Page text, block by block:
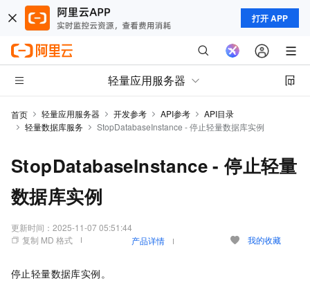
打开 APP
轻量应用服务器
首页 轻量应用服务器 开发参考 API参考
API目录
轻量数据库服务
StopDatabaseInstance - 停止轻量数据库实例
StopDatabaseInstance - 停止轻量
数据库实例
更新时间： 2025-11-07 05:51:44
复制 MD 格式
产品详情 我的收藏
停止轻量数据库实例。